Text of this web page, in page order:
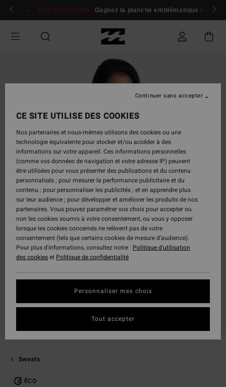
Passer
Se connecter / s'inscrire
JEU CONCOURS Gagnez la planche emblématique d'Andy
Sweats
ÉCO
CE SITE UTILISE DES COOKIES
Nos partenaires et nous-mêmes utilisons des cookies ou une
technologie équivalente pour stocker et/ou accéder à des
informations sur votre appareil. Ces informations personnelles
(comme vos données de navigation et votre adresse IP) peuvent
être utilisées pour vous présenter des publications et du contenu
personnalisés ; pour mesurer la performance publicitaire et du
contenu ; pour personnaliser les publicités ; et en apprendre plus
sur leur audience ; pour développer et améliorer les produits de nos
partenaires. Vous pouvez paramétrer vos choix pour accepter ou
non les cookies soumis à votre consentement, ou vous y opposer
lorsque les cookies concernés ne relèvent pas de votre
consentement (tels que certains cookies de mesure d’audience).
Pour plus d'informations, consultez notre : Politique d'utilisation
des cookieset Politique de confidentialité
Personnaliser mes choix
Continuer sans accepter
Tout accepter